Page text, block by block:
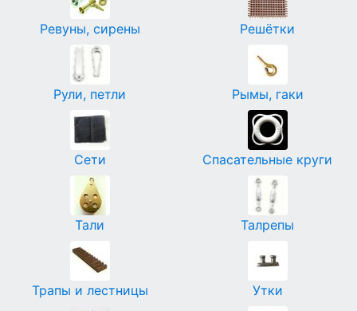
Ревуны, сирены Решётки
Рули, петли Рымы, гаки
Сети Спасательные круги
Тали Талрепы
Трапы и лестницы Утки